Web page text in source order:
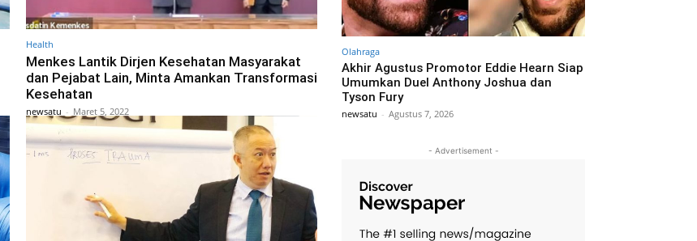
Health
Menkes Lantik Dirjen Kesehatan Masyarakat
dan Pejabat Lain, Minta Amankan Transformasi
Kesehatan
newsatu - Maret 5, 2022
Olahraga
Akhir Agustus Promotor Eddie Hearn Siap
Umumkan Duel Anthony Joshua dan
Tyson Fury
newsatu - Agustus 7, 2026
- Advertisement -